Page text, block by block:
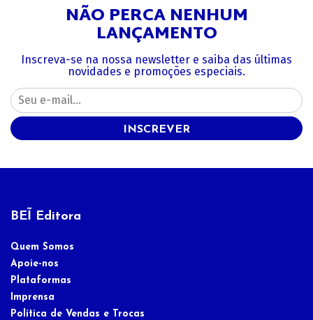
NÃO PERCA NENHUM
LANÇAMENTO
Inscreva-se na nossa newsletter e saiba das últimas
novidades e promoções especiais.
INSCREVER
BEĨ Editora
Quem Somos
Apoie-nos
Plataformas
Imprensa
Política de Vendas e Trocas